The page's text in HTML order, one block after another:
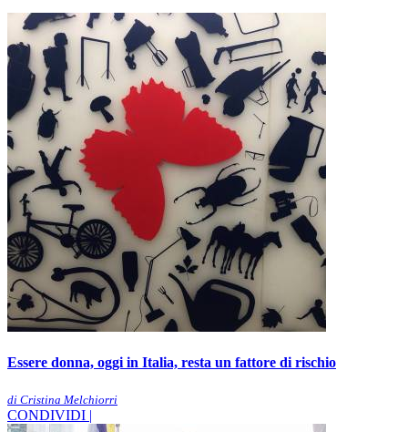
Essere donna, oggi in Italia, resta un fattore di rischio
di Cristina Melchiorri
CONDIVIDI |